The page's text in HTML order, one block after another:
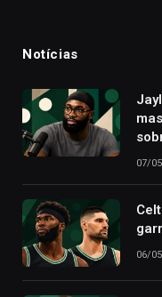
Notícias
07/
06/